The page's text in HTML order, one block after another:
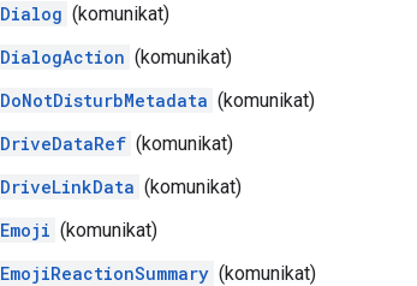
Dialog (komunikat)
DialogAction (komunikat)
DoNotDisturbMetadata (komunikat)
DriveDataRef (komunikat)
DriveLinkData (komunikat)
Emoji (komunikat)
EmojiReactionSummary (komunikat)